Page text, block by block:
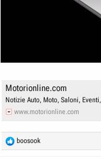
Motorionline.com
Notizie Auto, Moto, Saloni,
www.motorionline.com
R
e
boosook